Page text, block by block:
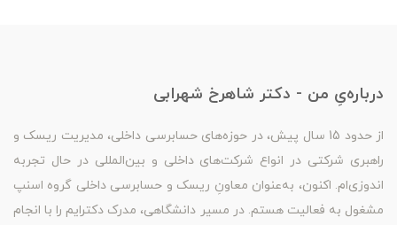
درباره‌یِ من - دکتر شاهرخ شهرابی
از حدود 15 سال پیش، در حوزه‌های حسابرسی داخلی، مدیریت ریسک و
راهبری شرکتی در انواع شرکت‌های داخلی و بین‌المللی در حال تجربه
اندوزی‌ام. اکنون، به‌عنوان معاونِ ریسک و حسابرسی داخلی گروه اسنپ
مشغول به فعالیت هستم. در مسیر دانشگاهی، مدرک دکترایم را با انجام